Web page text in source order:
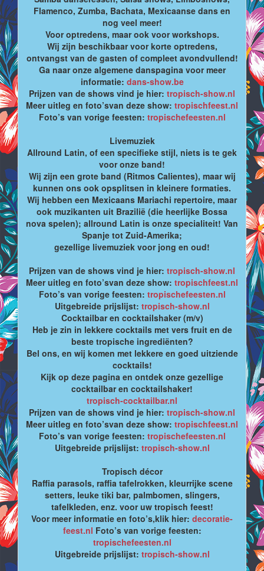
Flamenco, Zumba, Bachata, Mexicaanse dans en
nog veel meer!
Voor optredens, maar ook voor workshops.
Wij zijn beschikbaar voor korte optredens,
ontvangst van de gasten of compleet avondvullend!
Ga naar onze algemene danspagina voor meer
informatie: dans-show.be
Prijzen van de shows vind je hier: tropisch-show.nl
Meer uitleg en foto’svan deze show: tropischfeest.nl
Foto’s van vorige feesten: tropischefeesten.nl
Livemuziek
Allround Latin, of een specifieke stijl, niets is te gek
voor onze band!
Wij zijn een grote band (Ritmos Calientes), maar wij
kunnen ons ook opsplitsen in kleinere formaties.
Wij hebben een Mexicaans Mariachi repertoire, maar
ook muzikanten uit Brazilië (die heerlijke Bossa
nova spelen); allround Latin is onze specialiteit! Van
Spanje tot Zuid-Amerika;
gezellige livemuziek voor jong en oud!
Prijzen van de shows vind je hier: tropisch-show.nl
Meer uitleg en foto’svan deze show: tropischfeest.nl
Foto’s van vorige feesten: tropischefeesten.nl
Uitgebreide prijslijst: tropisch-show.nl
Cocktailbar en cocktailshaker (m/v)
Heb je zin in lekkere cocktails met vers fruit en de
beste tropische ingrediënten?
Bel ons, en wij komen met lekkere en goed uitziende
cocktails!
Kijk op deze pagina en ontdek onze gezellige
cocktailbar en cocktailshaker!
tropisch-cocktailbar.nl
Prijzen van de shows vind je hier: tropisch-show.nl
Meer uitleg en foto’svan deze show: tropischfeest.nl
Foto’s van vorige feesten: tropischefeesten.nl
Uitgebreide prijslijst: tropisch-show.nl
Tropisch décor
Raffia parasols, raffia tafelrokken, kleurrijke scene
setters, leuke tiki bar, palmbomen, slingers,
tafelkleden, enz. voor uw tropisch feest!
Voor meer informatie en foto’s,klik hier: decoratie-
feest.nl Foto’s van vorige feesten:
tropischefeesten.nl
Uitgebreide prijslijst: tropisch-show.nl